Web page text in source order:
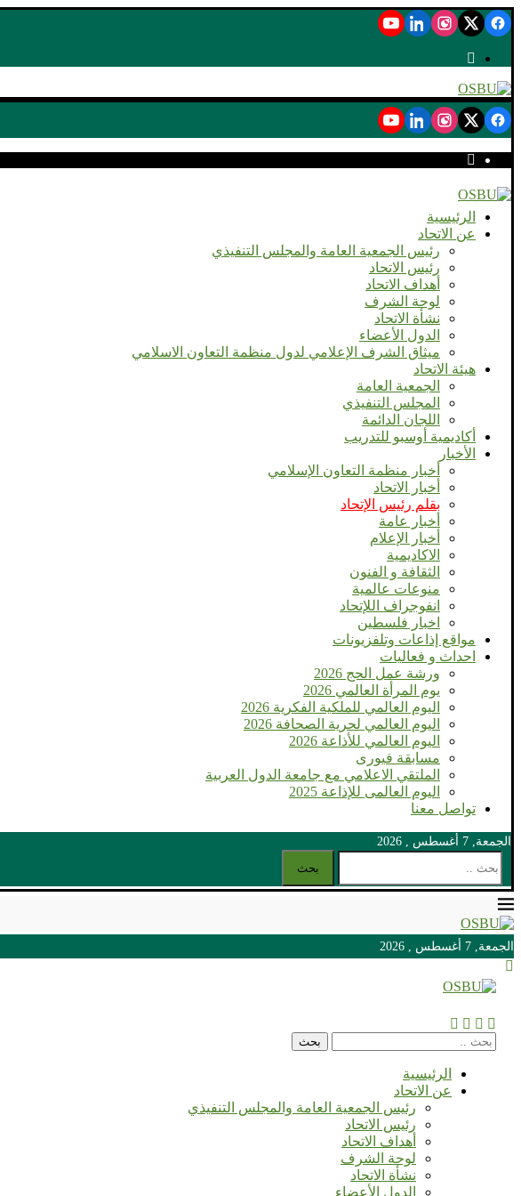
الرئيسية
عن الاتحاد
رئيس الجمعية العامة والمجلس التنفيذي
رئيس الاتحاد
أهداف الاتحاد
لوحة الشرف
نشأة الاتحاد
الدول الأعضاء
ميثاق الشرف الإعلامي لدول منظمة التعاون الاسلامي
هيئة الاتحاد
الجمعية العامة
المجلس التنفيذي
اللجان الدائمة
أكاديمية أوسبو للتدريب
الأخبار
أخبار منظمة التعاون الإسلامي
أخبار الاتحاد
بقلم رئيس الإتحاد
أخبار عامة
أخبار الإعلام
الاكاديمية
الثقافة و الفنون
منوعات عالمية
انفوجراف اللإتحاد
اخبار فلسطين
مواقع إذاعات وتلفزيونات
احداث و فعاليات
ورشة عمل الحج 2026
يوم المرأة العالمي 2026
اليوم العالمي للملكية الفكرية 2026
اليوم العالمي لحرية الصحافة 2026
اليوم العالمي للأذاعة 2026
مسابقة فيورى
الملتقي الاعلامي مع جامعة الدول العربية
اليوم العالمى للإذاعة 2025
تواصل معنا
الجمعة, 7 أغسطس , 2026
بحث
الجمعة, 7 أغسطس , 2026
بحث
الرئيسية
عن الاتحاد
رئيس الجمعية العامة والمجلس التنفيذي
رئيس الاتحاد
أهداف الاتحاد
لوحة الشرف
نشأة الاتحاد
الدول الأعضاء